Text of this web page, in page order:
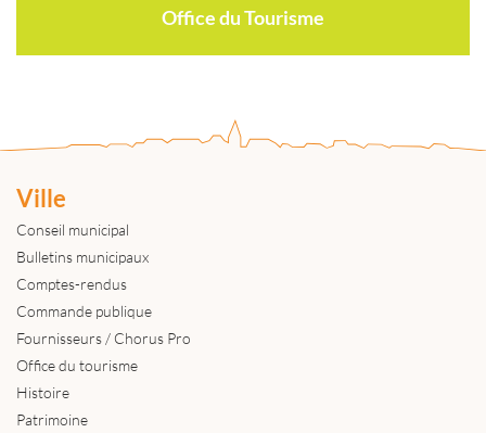
Office du Tourisme
Ville
Conseil municipal
Bulletins municipaux
Comptes-rendus
Commande publique
Fournisseurs / Chorus Pro
Office du tourisme
Histoire
Patrimoine